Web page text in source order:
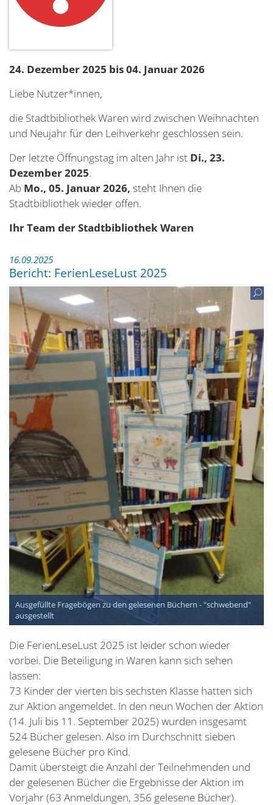
24. Dezember 2025 bis 04. Januar 2026
Liebe Nutzer*innen,
die Stadtbibliothek Waren wird zwischen Weihnachten
und Neujahr für den Leihverkehr geschlossen sein.
Der letzte Öffnungstag im alten Jahr ist Di., 23.
Dezember 2025.
Ab Mo., 05. Januar 2026, steht Ihnen die
Stadtbibliothek wieder offen.
Ihr Team der Stadtbibliothek Waren
16.09.2025
Bericht: FerienLeseLust 2025
Ausgefüllte Fragebögen zu den gelesenen Büchern - "schwebend"
ausgestellt
Die FerienLeseLust 2025 ist leider schon wieder
vorbei. Die Beteiligung in Waren kann sich sehen
lassen:
73 Kinder der vierten bis sechsten Klasse hatten sich
zur Aktion angemeldet. In den neun Wochen der Aktion
(14. Juli bis 11. September 2025) wurden insgesamt
524 Bücher gelesen. Also im Durchschnitt sieben
gelesene Bücher pro Kind.
Damit übersteigt die Anzahl der Teilnehmenden und
der gelesenen Bücher die Ergebnisse der Aktion im
Vorjahr (63 Anmeldungen, 356 gelesene Bücher).